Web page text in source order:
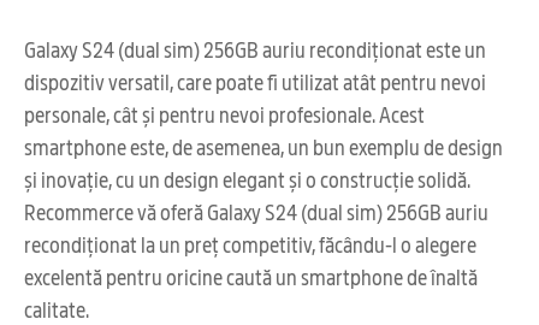
Galaxy S24 (dual sim) 256GB auriu recondiționat este un
dispozitiv versatil, care poate fi utilizat atât pentru nevoi
personale, cât și pentru nevoi profesionale. Acest
smartphone este, de asemenea, un bun exemplu de design
și inovație, cu un design elegant și o construcție solidă.
Recommerce vă oferă Galaxy S24 (dual sim) 256GB auriu
recondiționat la un preț competitiv, făcându-l o alegere
excelentă pentru oricine caută un smartphone de înaltă
calitate.